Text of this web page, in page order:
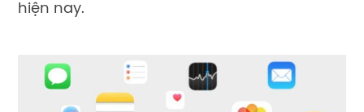
hiện nay.